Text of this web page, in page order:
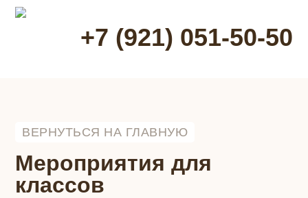
+7 (921) 051-50-50
ВЕРНУТЬСЯ НА ГЛАВНУЮ
Мероприятия для
классов